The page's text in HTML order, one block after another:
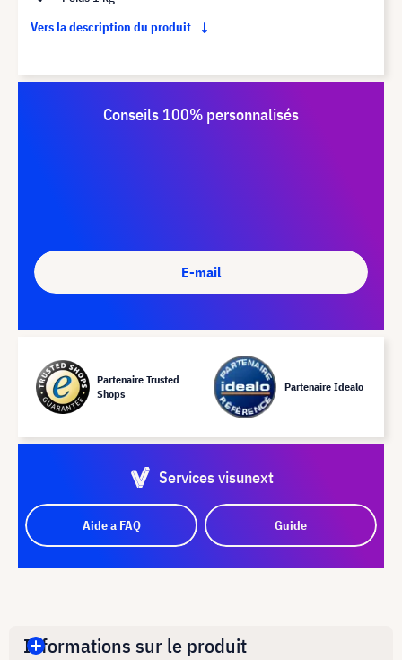
Vers la description du produit
Conseils 100% personnalisés
E-mail
Partenaire Trusted
Shops
Partenaire Idealo
Services visunext
Aide a FAQ Guide
Informations sur le produit